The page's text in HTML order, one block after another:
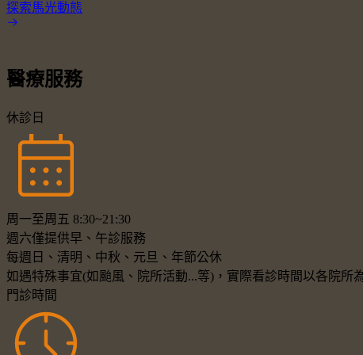
探索馬光動態
醫療服務
休診日
周一至周五 8:30~21:30
週六僅提供早、午診服務
每週日、清明、中秋、元旦、年節公休
如遇特殊事宜(如颱風、院所活動...等)，實際看診時間以各院所
門診時間